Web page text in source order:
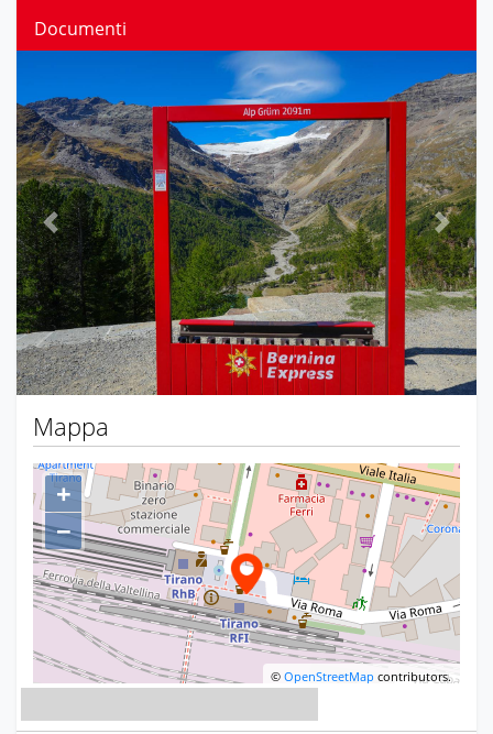
Documenti
Previous Next
Mappa
+
−
©OpenStreetMap contributors.